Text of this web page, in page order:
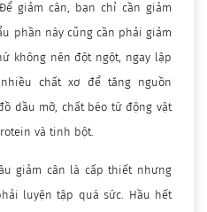
giảm cân, bạn chỉ cần giảm
phần này cũng cần phải giảm
không nên đột ngột, ngay lập
chất xơ để tăng nguồn
dầu mỡ, chất béo từ động vật
và tinh bột.
giảm cân là cấp thiết nhưng
luyện tập quá sức. Hầu hết